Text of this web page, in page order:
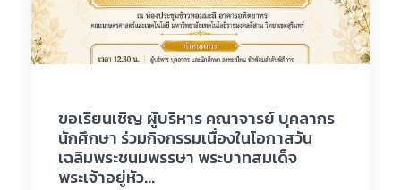
ขอเรียนเชิญ ผู้บริหาร คณาจารย์ บุคลากร
นักศึกษา ร่วมกิจกรรมเนื่องในโอกาสวัน
เฉลิมพระชนมพรรษา พระบาทสมเด็จ
พระเจ้าอยู่หัว...